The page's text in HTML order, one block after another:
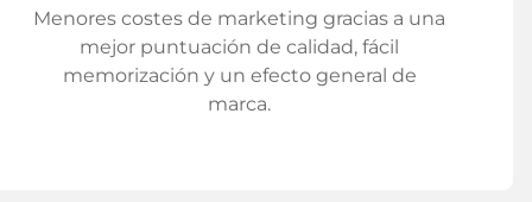
Menores costes de marketing gracias a una
mejor puntuación de calidad, fácil
memorización y un efecto general de
marca.